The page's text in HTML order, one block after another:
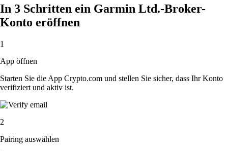
In 3 Schritten ein Garmin Ltd.-Broker-
Konto eröffnen
1
App öffnen
Starten Sie die App Crypto.com und stellen Sie sicher, dass Ihr Konto
verifiziert und aktiv ist.
2
Pairing auswählen